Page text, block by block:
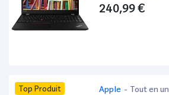
240,99 €
Top Produit Apple - Tout en un